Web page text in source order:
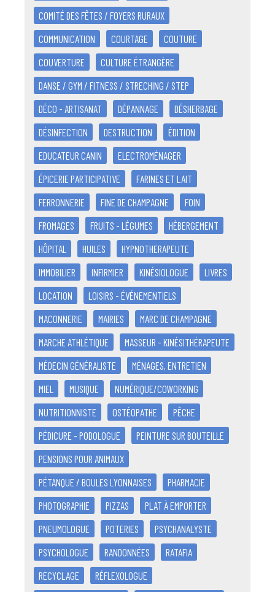
COMITÉ DES FÊTES / FOYERS RURAUX
COMMUNICATION
COURTAGE
COUTURE
COUVERTURE
CULTURE ÉTRANGÈRE
DANSE / GYM / FITNESS / STRECHING / STEP
DÉCO - ARTISANAT
DÉPANNAGE
DÉSHERBAGE
DÉSINFECTION
DESTRUCTION
ÉDITION
EDUCATEUR CANIN
ELECTROMÉNAGER
ÉPICERIE PARTICIPATIVE
FARINES ET LAIT
FERRONNERIE
FINE DE CHAMPAGNE
FOIN
FROMAGES
FRUITS - LÉGUMES
HÉBERGEMENT
HÔPITAL
HUILES
HYPNOTHERAPEUTE
IMMOBILIER
INFIRMIER KINÉSIOLOGUE
LIVRES
LOCATION
LOISIRS - ÉVÉNEMENTIELS
MACONNERIE
MAIRIES
MARC DE CHAMPAGNE
MARCHE ATHLÉTIQUE
MASSEUR - KINÉSITHÉRAPEUTE
MÉDECIN GÉNÉRALISTE
MÉNAGES, ENTRETIEN
MIEL
MUSIQUE
NUMÉRIQUE/COWORKING
NUTRITIONNISTE
OSTÉOPATHE
PÊCHE
PÉDICURE - PODOLOGUE
PEINTURE SUR BOUTEILLE
PENSIONS POUR ANIMAUX
PÉTANQUE / BOULES LYONNAISES
PHARMACIE
PHOTOGRAPHIE
PIZZAS
PLAT À EMPORTER
PNEUMOLOGUE
POTERIES
PSYCHANALYSTE
PSYCHOLOGUE
RANDONNÉES
RATAFIA
RECYCLAGE
RÉFLEXOLOGUE